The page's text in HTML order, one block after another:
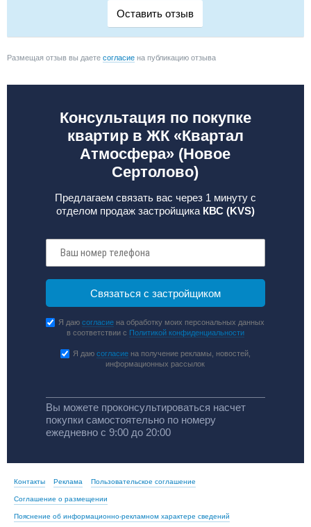
Размещая отзыв вы даетесогласие на публикацию отзыва
Консультация по покупке
квартир в ЖК «Квартал
Атмосфера» (Новое
Сертолово)
Предлагаем связать вас через 1 минуту с
отделом продаж застройщика КВС (KVS)
Я даюсогласие на обработку моих персональных данных
в соответствии с Политикой конфиденциальности
Я даю согласиена получение рекламы, новостей,
информационных рассылок
Вы можете проконсультироваться насчет
покупки самостоятельно по номеру
ежедневно с 9:00 до 20:00
Контакты Реклама Пользовательское соглашение
Соглашение о размещении
Пояснение об информационно-рекламном характере сведений